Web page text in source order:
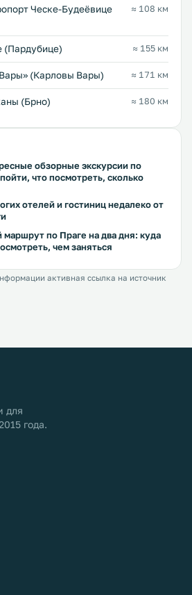
Ческе-Будеёвице
≈ 108 км
(Пардубице) ≈ 155 км
(Карловы Вары) ≈ 171 км
(Брно) ≈ 180 км
обзорные экскурсии по
что посмотреть, сколько
отелей и гостиниц недалеко от
по Праге на два дня: куда
чем заняться
активная ссылка на источник
для
года.